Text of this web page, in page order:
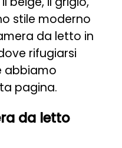
stile moderno
da letto in
rifugiarsi
abbiamo
pagina.
da letto